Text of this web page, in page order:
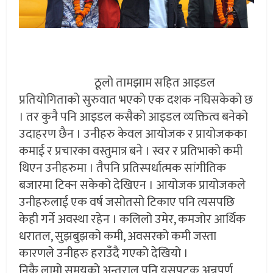
ठूलो तामझाम सहित आइडल
प्रतियोगिताको सुरुवात भएको एक दशक नघिसकेको छ
। तर कुनै पनि आइडल कसैको आइडल व्यक्तित्व बनेको
उदाहरण छैन । उनीहरु केवल आयोजक र प्रायोजकका
कमाई र प्रचारका वस्तुमात्र बने । स्वर र प्रतिभाको कमी
थिएन उनीहरुमा । तैपनि प्रतिस्पर्धात्मक सांगीतिक
बजारमा टिक्न सकेको देखिएन । आयोजक प्रायोजकले
उनीहरुलाई एक वर्ष जसोतसो टिकाए पनि त्यसपछि
केही गर्ने अवस्था रहेन । कलिलो उमेर, कमजोर आर्थिक
धरातल, सुझबुझको कमी, अवसरको कमी जस्ता
कारणले उनीहरु हराउँदै गएको देखियो ।